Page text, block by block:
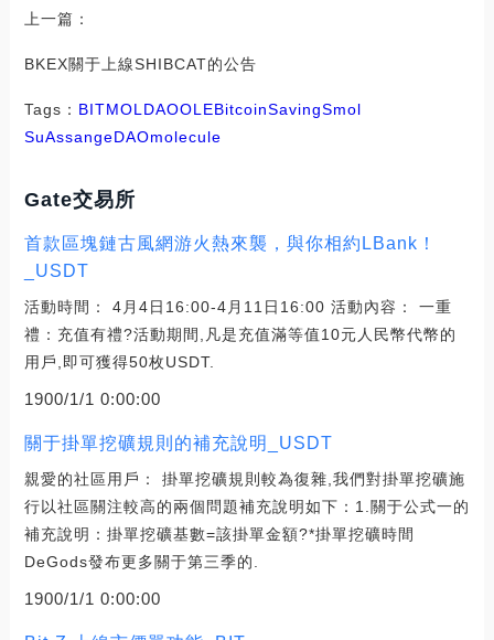
上一篇：
BKEX關于上線SHIBCAT的公告
Tags： BITMOL DAOOLEBitcoinSavingSmol
SuAssangeDAOmolecule
Gate交易所
首款區塊鏈古風網游火熱來襲，與你相約LBank！
_USDT
活動時間： 4月4日16:00-4月11日16:00 活動內容： 一重
禮：充值有禮?活動期間,凡是充值滿等值10元人民幣代幣的
用戶,即可獲得50枚USDT.
1900/1/1 0:00:00
關于掛單挖礦規則的補充說明_USDT
親愛的社區用戶： 掛單挖礦規則較為復雜,我們對掛單挖礦施
行以社區關注較高的兩個問題補充說明如下：1.關于公式一的
補充說明：掛單挖礦基數=該掛單金額?*掛單挖礦時間
DeGods發布更多關于第三季的.
1900/1/1 0:00:00